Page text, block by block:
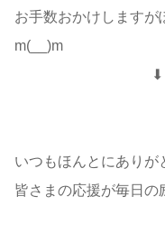
お手数おかけしますが
m(__)m
いつもほんとにありが
皆さまの応援が毎日の